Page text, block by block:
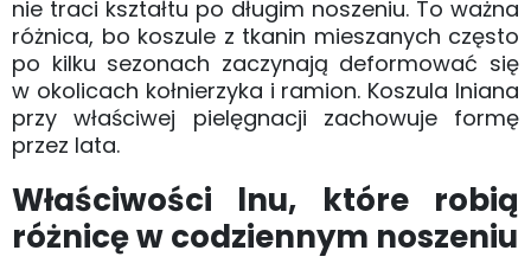
nie traci kształtu po długim noszeniu. To ważna
różnica, bo koszule z tkanin mieszanych często
po kilku sezonach zaczynają deformować się
w okolicach kołnierzyka i ramion. Koszula lniana
przy właściwej pielęgnacji zachowuje formę
przez lata.
Właściwości lnu, które robią
różnicę w codziennym noszeniu